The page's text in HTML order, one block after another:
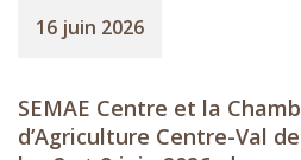
16 juin 2026
SEMAE Centre et la
d’Agriculture Centre-Val